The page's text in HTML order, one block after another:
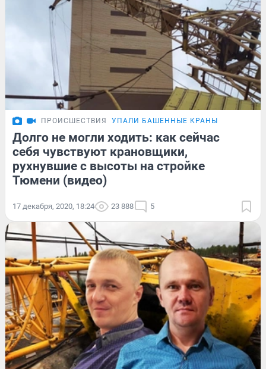
ПРОИСШЕСТВИЯ УПАЛИ БАШЕННЫЕ КРАНЫ
Долго не могли ходить: как сейчас
себя чувствуют крановщики,
рухнувшие с высоты на стройке
Тюмени (видео)
17 декабря, 2020, 18:24 23 888 5